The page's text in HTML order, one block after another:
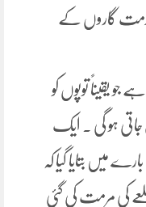
گاروں کے
یقیناً توپوں کو
ہو گی ۔ ایک
میں بتایا گیا کہ
کی مرمت کی گئی